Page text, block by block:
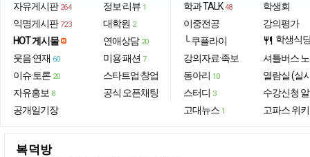
자유게시판 264
익명게시판 723
HOT 게시물
웃음·연재 60
이슈·토론 20
자유홍보 8
공개일기장
정보·리뷰 1
대학원 2
연애상담 20
미용·패션 7
스타트업·창업
공식 오픈채팅
학과 TALK 48
이중전공
└ 쿠플라이
강의자료·족보
동아리 10
스터디 3
고대뉴스 1
학생회
강의평가
restaurant 학생식
셔틀버스
열람실 (실
수강신청
고파스 위키
복덕방